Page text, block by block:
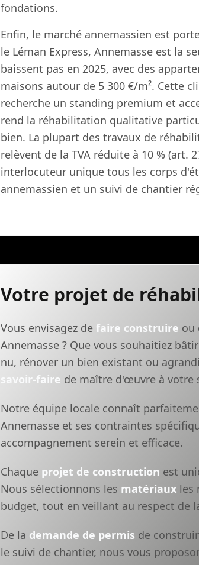
fondations.
Enfin, le marché annemassien est
le Léman Express, Annemasse est la
baissent pas en 2025, avec des
maisons autour de 5 300 €/m². Cette
recherche un standing premium et
rend la réhabilitation qualitative
bien. La plupart des travaux de
relèvent de la TVA réduite à 10 % (art.
interlocuteur unique tous les corps
annemassien et un suivi de chantier
Votre projet de
Vous envisagez de faire construire ou
Annemasse ? Que vous souhaitiez
nu, rénover un bien existant ou
savoir-faire de maître d'œuvre à votre
Notre équipe locale connaît
Annemasse et ses contraintes
accompagnement serein et efficace.
Chaque projet de construction est
Nous sélectionnons les matériaux les
budget, tout en veillant au respect de
De la demande de permis de
le suivi de chantier, nous vous